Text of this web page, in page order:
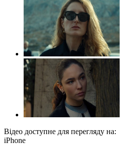
Відео доступне для перегляду на:
iPhone